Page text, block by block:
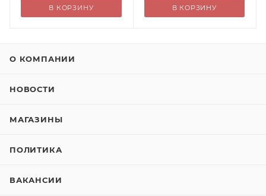
В КОРЗИНУ В КОРЗИНУ
О КОМПАНИИ
НОВОСТИ
МАГАЗИНЫ
ПОЛИТИКА
ВАКАНСИИ